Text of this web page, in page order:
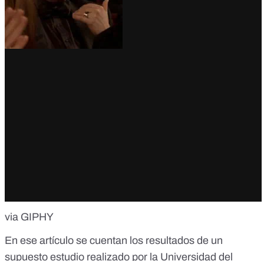
via GIPHY
En ese artículo se cuentan los resultados de un
supuesto estudio realizado por la Universidad del